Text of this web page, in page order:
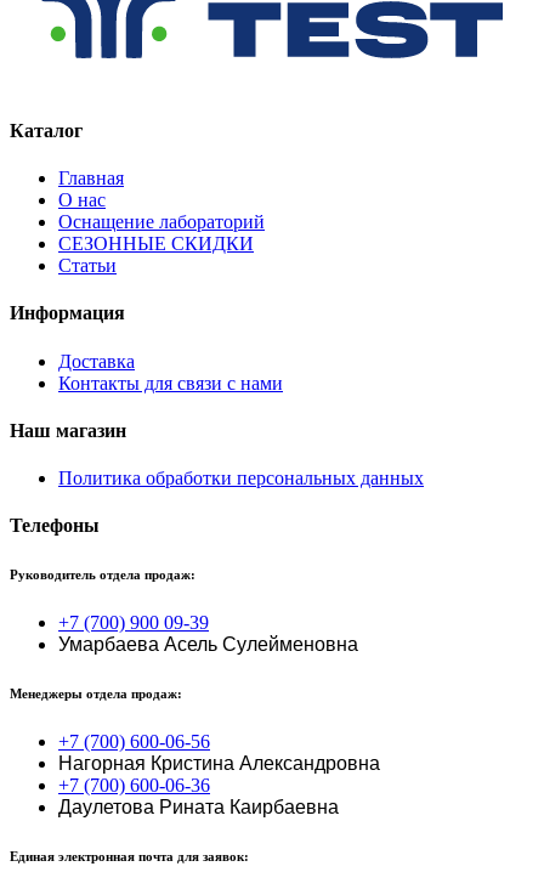
Каталог
Главная
О нас
Оснащение лабораторий
СЕЗОННЫЕ СКИДКИ
Статьи
Информация
Доставка
Контакты для связи с нами
Наш магазин
Политика обработки персональных данных
Телефоны
Руководитель отдела продаж:
+7 (700) 900 09-39
Умарбаева Асель Сулейменовна
Менеджеры отдела продаж:
+7 (700) 600-06-56
Нагорная Кристина Александровна
+7 (700) 600-06-36
Даулетова Рината Каирбаевна
Единая электронная почта для заявок: